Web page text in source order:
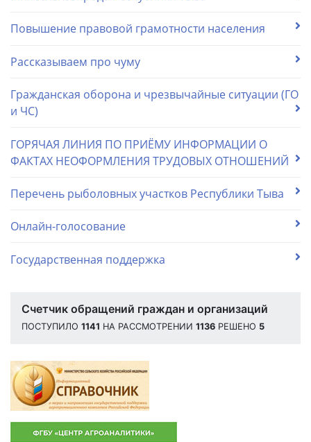
Повышение правовой грамотности населения
Рассказываем про чуму
Гражданская оборона и чрезвычайные ситуации (ГО
и ЧС)
ГОРЯЧАЯ ЛИНИЯ ПО ПРИЁМУ ИНФОРМАЦИИ О
ФАКТАХ НЕОФОРМЛЕНИЯ ТРУДОВЫХ ОТНОШЕНИЙ
Перечень рыболовных участков Республики Тыва
Онлайн-голосование
Государственная поддержка
Счетчик обращений граждан и организаций
ПОСТУПИЛО 1141 НА РАССМОТРЕНИИ 1136 РЕШЕНО 5